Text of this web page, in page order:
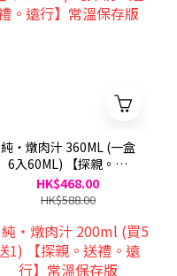
純・燉肉汁 360ML (一盒
6入60ML) 【探親。送
禮。遠行】常溫保存版
HK$468.00
HK$588.00